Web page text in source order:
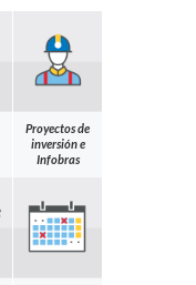
Proyectos de
inversión e
Infobras